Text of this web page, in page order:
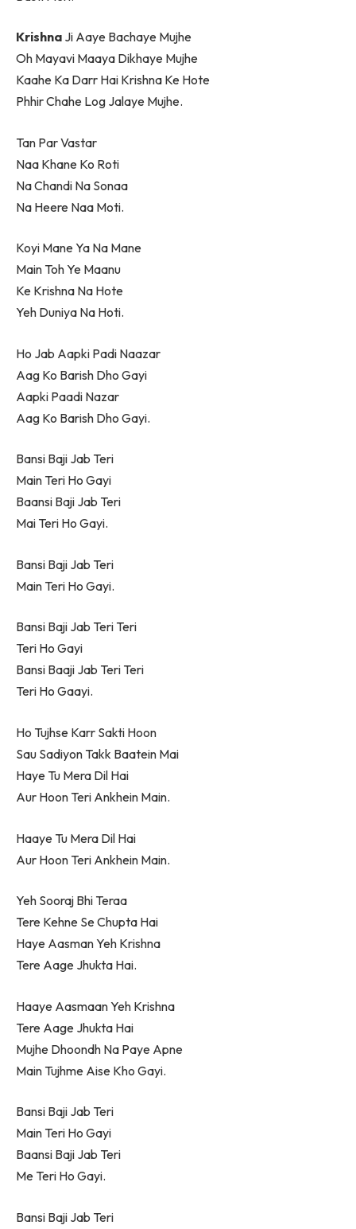
Krishna Ji Aaye Bachaye Mujhe
Oh Mayavi Maaya Dikhaye Mujhe
Kaahe Ka Darr Hai Krishna Ke Hote
Phhir Chahe Log Jalaye Mujhe.
Tan Par Vastar
Naa Khane Ko Roti
Na Chandi Na Sonaa
Na Heere Naa Moti.
Koyi Mane Ya Na Mane
Main Toh Ye Maanu
Ke Krishna Na Hote
Yeh Duniya Na Hoti.
Ho Jab Aapki Padi Naazar
Aag Ko Barish Dho Gayi
Aapki Paadi Nazar
Aag Ko Barish Dho Gayi.
Bansi Baji Jab Teri
Main Teri Ho Gayi
Baansi Baji Jab Teri
Mai Teri Ho Gayi.
Bansi Baji Jab Teri
Main Teri Ho Gayi.
Bansi Baji Jab Teri Teri
Teri Ho Gayi
Bansi Baaji Jab Teri Teri
Teri Ho Gaayi.
Ho Tujhse Karr Sakti Hoon
Sau Sadiyon Takk Baatein Mai
Haye Tu Mera Dil Hai
Aur Hoon Teri Ankhein Main.
Haaye Tu Mera Dil Hai
Aur Hoon Teri Ankhein Main.
Yeh Sooraj Bhi Teraa
Tere Kehne Se Chupta Hai
Haye Aasman Yeh Krishna
Tere Aage Jhukta Hai.
Haaye Aasmaan Yeh Krishna
Tere Aage Jhukta Hai
Mujhe Dhoondh Na Paye Apne
Main Tujhme Aise Kho Gayi.
Bansi Baji Jab Teri
Main Teri Ho Gayi
Baansi Baji Jab Teri
Me Teri Ho Gayi.
Bansi Baji Jab Teri